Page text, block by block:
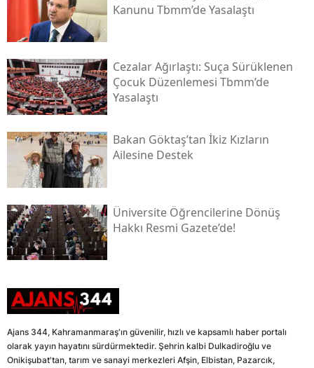
Kanunu Tbmm’de Yasalaştı
Cezalar Ağırlaştı: Suça Sürüklenen
Çocuk Düzenlemesi Tbmm’de
Yasalaştı
Bakan Göktaş’tan İkiz Kızların
Ailesine Destek
Üniversite Öğrencilerine Dönüş
Hakkı Resmi Gazete’de!
Ajans 344, Kahramanmaraş'ın güvenilir, hızlı ve kapsamlı haber portalı
olarak yayın hayatını sürdürmektedir. Şehrin kalbi Dulkadiroğlu ve
Onikişubat'tan, tarım ve sanayi merkezleri Afşin, Elbistan, Pazarcık,